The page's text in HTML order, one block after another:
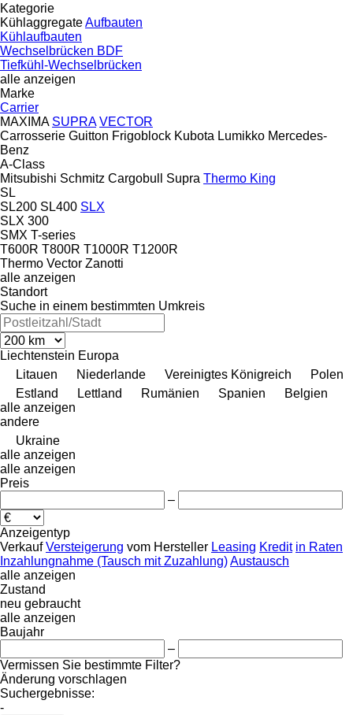
Kategorie
KühlaggregateAufbauten
Kühlaufbauten
Wechselbrücken BDF
Tiefkühl-Wechselbrücken
alle anzeigen
Marke
Carrier
MAXIMA SUPRA VECTOR
Carrosserie Guitton Frigoblock Kubota Lumikko Mercedes-
Benz
A-Class
Mitsubishi Schmitz Cargobull Supra Thermo King
SL
SL200 SL400 SLX
SLX 300
SMX T-series
T600R T800R T1000R T1200R
Thermo Vector Zanotti
alle anzeigen
Standort
Suche in einem bestimmten Umkreis
Liechtenstein Europa
Litauen
Niederlande Vereinigtes Königreich
Polen
Estland
Lettland Rumänien Spanien
Belgien
alle anzeigen
andere
Ukraine
alle anzeigen
alle anzeigen
Preis
–
Anzeigentyp
Verkauf Versteigerung vom Hersteller Leasing Kredit in Raten
Inzahlungnahme (Tausch mit Zuzahlung)Austausch
alle anzeigen
Zustand
neu gebraucht
alle anzeigen
Baujahr
–
Vermissen Sie bestimmte Filter?
Änderung vorschlagen
Suchergebnisse:
-